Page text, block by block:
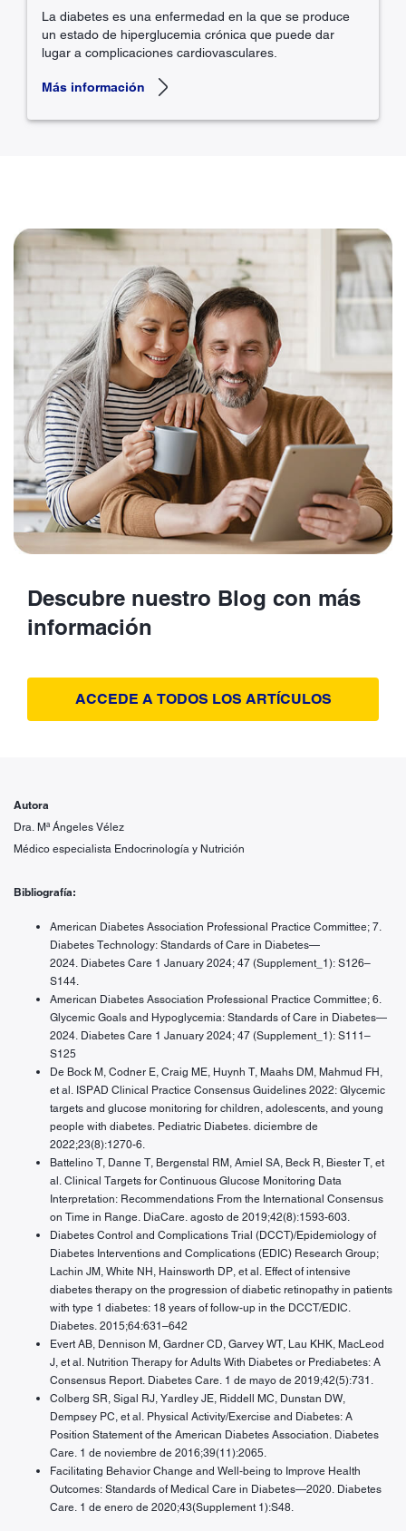
La diabetes es una enfermedad en la que se produce
un estado de hiperglucemia crónica que puede dar
lugar a complicaciones cardiovasculares.
Más información
Descubre nuestro Blog con más
información
ACCEDE A TODOS LOS ARTÍCULOS
Autora
Dra. Mª Ángeles Vélez
Médico especialista Endocrinología y Nutrición
Bibliografía:
American Diabetes Association Professional Practice Committee; 7.
Diabetes Technology: Standards of Care in Diabetes—
2024. Diabetes Care 1 January 2024; 47 (Supplement_1): S126–
S144.
American Diabetes Association Professional Practice Committee; 6.
Glycemic Goals and Hypoglycemia: Standards of Care in Diabetes—
2024. Diabetes Care 1 January 2024; 47 (Supplement_1): S111–
S125
De Bock M, Codner E, Craig ME, Huynh T, Maahs DM, Mahmud FH,
et al. ISPAD Clinical Practice Consensus Guidelines 2022: Glycemic
targets and glucose monitoring for children, adolescents, and young
people with diabetes. Pediatric Diabetes. diciembre de
2022;23(8):1270-6.
Battelino T, Danne T, Bergenstal RM, Amiel SA, Beck R, Biester T, et
al. Clinical Targets for Continuous Glucose Monitoring Data
Interpretation: Recommendations From the International Consensus
on Time in Range. DiaCare. agosto de 2019;42(8):1593-603.
Diabetes Control and Complications Trial (DCCT)/Epidemiology of
Diabetes Interventions and Complications (EDIC) Research Group;
Lachin JM, White NH, Hainsworth DP, et al. Effect of intensive
diabetes therapy on the progression of diabetic retinopathy in patients
with type 1 diabetes: 18 years of follow-up in the DCCT/EDIC.
Diabetes. 2015;64:631–642
Evert AB, Dennison M, Gardner CD, Garvey WT, Lau KHK, MacLeod
J, et al. Nutrition Therapy for Adults With Diabetes or Prediabetes: A
Consensus Report. Diabetes Care. 1 de mayo de 2019;42(5):731.
Colberg SR, Sigal RJ, Yardley JE, Riddell MC, Dunstan DW,
Dempsey PC, et al. Physical Activity/Exercise and Diabetes: A
Position Statement of the American Diabetes Association. Diabetes
Care. 1 de noviembre de 2016;39(11):2065.
Facilitating Behavior Change and Well-being to Improve Health
Outcomes: Standards of Medical Care in Diabetes—2020. Diabetes
Care. 1 de enero de 2020;43(Supplement 1):S48.